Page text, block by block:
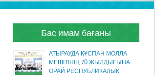
Бас имам бағаны
АТЫРАУДА ҚҰСПАН МОЛЛА
МЕШІТІНІҢ 70 ЖЫЛДЫҒЫНА
ОРАЙ РЕСПУБЛИКАЛЫҚ